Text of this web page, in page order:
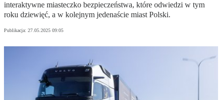
interaktywne miasteczko bezpieczeństwa, które odwiedzi w tym
roku dziewięć, a w kolejnym jedenaście miast Polski.
Publikacja: 27.05.2025 09:05